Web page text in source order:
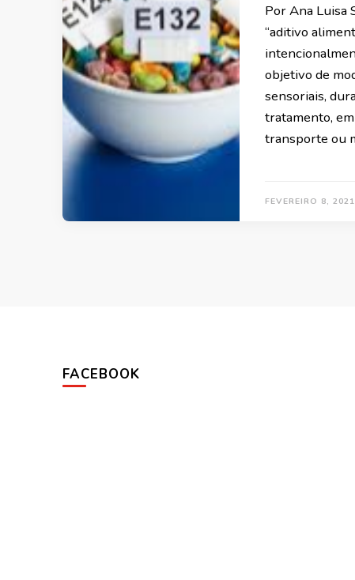
Por Ana
“aditivo
objetivo de
sensoriais,
tratamento,
transporte ou
FEVEREIRO 8, 2021
FACEBOOK